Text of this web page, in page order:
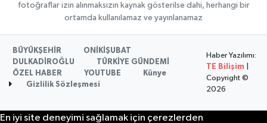
fotoğraflar izin alınmaksızın kaynak gösterilse dahi, herhangi bir
ortamda kullanılamaz ve yayınlanamaz
BÜYÜKŞEHİR
ONİKİŞUBAT
DULKADİROĞLU
TÜRKİYE GÜNDEMİ
ÖZEL HABER
YOUTUBE
Künye
Gizlilik Sözleşmesi
Haber Yazılımı:
TE Bilişim
Copyright ©
2026
En iyi site deneyimi sağlamak için çerezlerden